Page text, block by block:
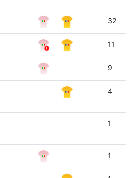
32
11
9
4
1
1